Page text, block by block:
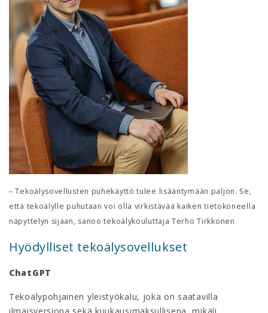
– Tekoälysovellusten puhekäyttö tulee lisääntymään paljon. Se,
että tekoälylle puhutaan voi olla virkistävää kaiken tietokoneella
näpyttelyn sijaan, sanoo tekoälykouluttaja Terho Tirkkonen
Hyödylliset tekoälysovellukset
ChatGPT
Tekoälypohjainen yleistyökalu, joka on saatavilla
ilmaisversiona sekä kuukausimaksullisena, mikäli